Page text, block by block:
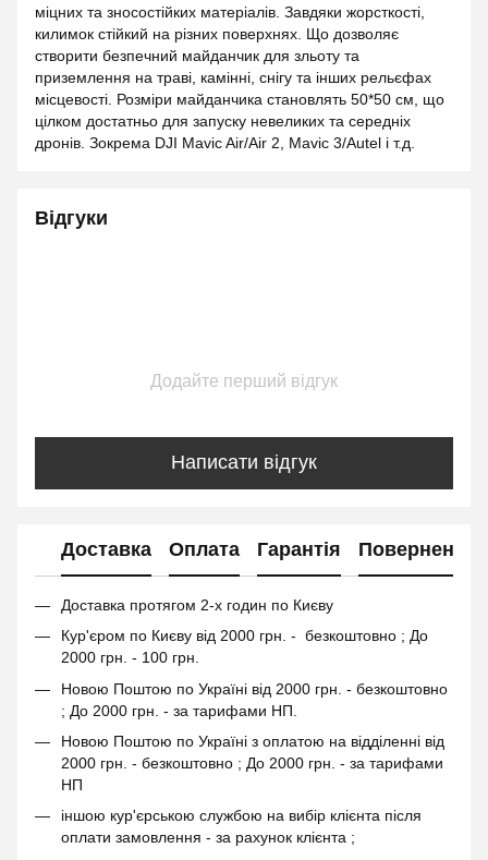
міцних та зносостійких матеріалів. Завдяки жорсткості,
килимок стійкий на різних поверхнях. Що дозволяє
створити безпечний майданчик для зльоту та
приземлення на траві, камінні, снігу та інших рельєфах
місцевості. Розміри майданчика становлять 50*50 см, що
цілком достатньо для запуску невеликих та середніх
дронів. Зокрема DJI Mavic Air/Air 2, Mavic 3/Autel і т.д.
Відгуки
Додайте перший відгук
Написати відгук
Доставка Оплата Гарантія Повернення
Доставка протягом 2-х годин по Києву
Кур'єром по Києву від 2000 грн. - безкоштовно ; До
2000 грн. - 100 грн.
Новою Поштою по Україні від 2000 грн. - безкоштовно
; До 2000 грн. - за тарифами НП.
Новою Поштою по Україні з оплатою на відділенні від
2000 грн. - безкоштовно ; До 2000 грн. - за тарифами
НП
іншою кур'єрською службою на вибір клієнта після
оплати замовлення - за рахунок клієнта ;